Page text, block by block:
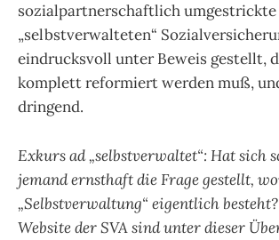
sozialpartnerschaftlich umgestrickte
„selbstverwalteten“
eindrucksvoll unter Beweis gestellt,
komplett reformiert werden muß,
dringend.
Exkurs ad „selbstverwaltet“: Hat sich
jemand ernsthaft die Frage gestellt,
„Selbstverwaltung“ eigentlich
Website der SVA sind unter dieser